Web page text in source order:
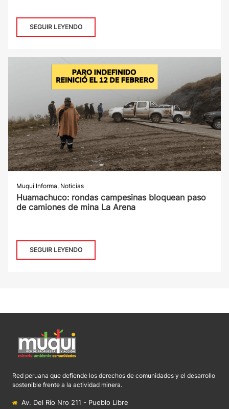
SEGUIR LEYENDO
Muqui Informa, Noticias
Huamachuco: rondas campesinas bloquean paso
de camiones de mina La Arena
SEGUIR LEYENDO
Red peruana que defiende los derechos de comunidades y el desarrollo
sostenible frente a la actividad minera.
Av. Del Río Nro 211 - Pueblo Libre